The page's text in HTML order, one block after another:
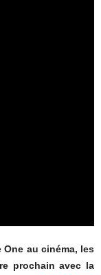
One au cinéma, les
prochain avec la